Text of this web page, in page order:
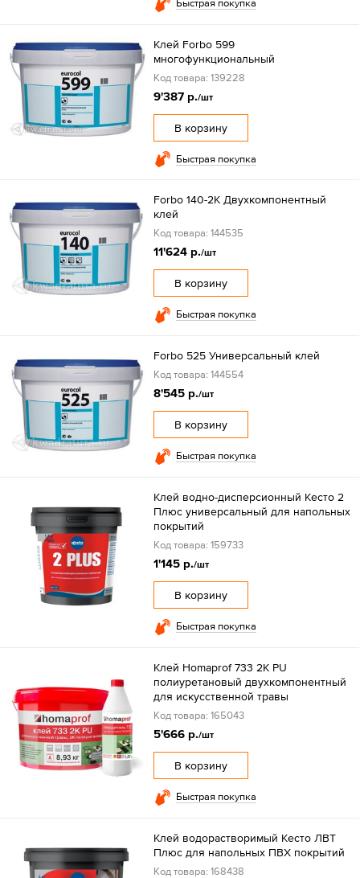
Быстрая покупка
Клей Forbo 599
многофункциональный
Код товара: 139228
9'387 р./шт
В корзину
Быстрая покупка
Forbo 140-2К Двухкомпонентный
клей
Код товара: 144535
11'624 р./шт
В корзину
Быстрая покупка
Forbo 525 Универсальный клей
Код товара: 144554
8'545 р./шт
В корзину
Быстрая покупка
Клей водно-дисперсионный Кесто 2
Плюс универсальный для напольных
покрытий
Код товара: 159733
1'145 р./шт
В корзину
Быстрая покупка
Клей Homaprof 733 2K PU
полиуретановый двухкомпонентный
для искусственной травы
Код товара: 165043
5'666 р./шт
В корзину
Быстрая покупка
Клей водорастворимый Кесто ЛВТ
Плюс для напольных ПВХ покрытий
Код товара: 168438